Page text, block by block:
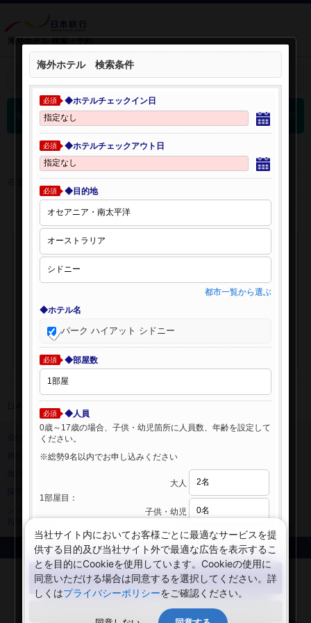
海外ホテル 検索・予約
検索条件を開く：
海外ホテル 検索結果
※表示金額はオンライン予約時の金額です。
日本旅行 トップ
旅行業登録票・約款
規約集
ニュースリリース
サイトマップ
お知らせ
Copyright © NIPPON TRAVEL AGENCY Co.,LTD. All rights reserved.
海外ホテル 検索条件
必須 ◆ホテルチェックイン日
必須 ◆ホテルチェックアウト日
必須 ◆目的地
都市一覧から選ぶ
◆ホテル名
パーク ハイアット シドニー
必須 ◆部屋数
必須
◆人員
0歳～17歳の場合、子供・幼児箇所に人員数、年齢を設定して
ください。
※総勢9名以内でお申し込みください
1部屋目：
大人
子供・幼児
検索する
閉じる
当社サイト内においてお客様ごとに最適なサービスを提
供する目的及び当社サイト外で最適な広告を表示するこ
とを目的にCookieを使用しています。Cookieの使用に
同意いただける場合は同意するを選択してください。詳
しくはプライバシーポリシーをご確認ください。